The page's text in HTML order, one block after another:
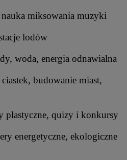
miksowania muzyki
lodów
woda, energia odnawialna
budowanie miast,
plastyczne, quizy i konkursy
energetyczne, ekologiczne